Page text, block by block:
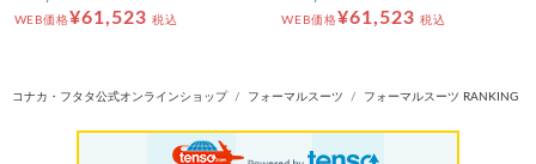
WEB価格¥61,523 税込 WEB価格¥61,523 税込
コナカ・フタタ公式オンラインショップ フォーマルスーツ フォーマルスーツ RANKING